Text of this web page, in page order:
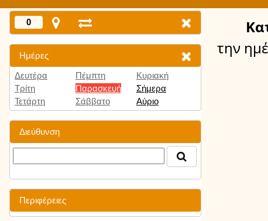
0
Ημέρες
Δευτέρα
Τρίτη
Τετάρτη
Πέμπτη
Παρασκευή
Σάββατο
Κυριακή
Σήμερα
Αύριο
Διεύθυνση
Περιφέρειες
την